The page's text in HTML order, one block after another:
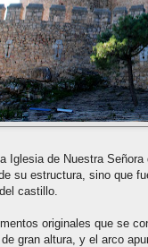
Iglesia de Nuestra
su estructura, sino que
castillo.
originales que se
gran altura, y el arco